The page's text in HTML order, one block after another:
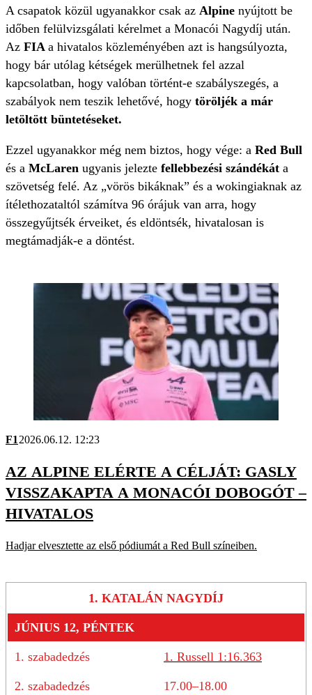
A csapatok közül ugyanakkor csak az Alpine nyújtott be
időben felülvizsgálati kérelmet a Monacói Nagydíj után.
Az FIA a hivatalos közleményében azt is hangsúlyozta,
hogy bár utólag kétségek merülhetnek fel azzal
kapcsolatban, hogy valóban történt-e szabályszegés, a
szabályok nem teszik lehetővé, hogy töröljék a már
letöltött büntetéseket.
Ezzel ugyanakkor még nem biztos, hogy vége: a Red Bull
és a McLaren ugyanis jelezte fellebbezési szándékát a
szövetség felé. Az „vörös bikáknak” és a wokingiaknak az
ítélethozataltól számítva 96 órájuk van arra, hogy
összegyűjtsék érveiket, és eldöntsék, hivatalosan is
megtámadják-e a döntést.
F12026.06.12. 12:23
AZ ALPINE ELÉRTE A CÉLJÁT: GASLY
VISSZAKAPTA A MONACÓI DOBOGÓT –
HIVATALOS
Hadjar elvesztette az első pódiumát a Red Bull színeiben.
1. KATALÁN NAGYDÍJ
JÚNIUS 12, PÉNTEK
1. szabadedzés 1. Russell 1:16.363
2. szabadedzés 17.00–18.00